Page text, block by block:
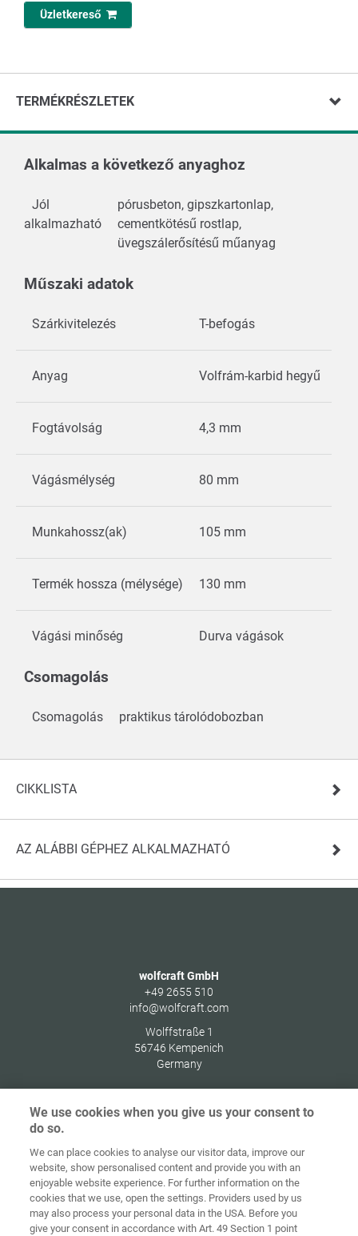
Üzletkereső
TERMÉKRÉSZLETEK
Alkalmas a következő anyaghoz
Jól
alkalmazható
pórusbeton, gipszkartonlap,
cementkötésű rostlap,
üvegszálerősítésű műanyag
Műszaki adatok
Szárkivitelezés T-befogás
Anyag Volfrám-karbid hegyű
Fogtávolság 4,3 mm
Vágásmélység 80 mm
Munkahossz(ak) 105 mm
Termék hossza (mélysége) 130 mm
Vágási minőség Durva vágások
Csomagolás
Csomagolás praktikus tárolódobozban
CIKKLISTA
AZ ALÁBBI GÉPHEZ ALKALMAZHATÓ
wolfcraft GmbH
+49 2655 510
info@wolfcraft.com
Wolffstraße 1
56746 Kempenich
Germany
Indítóképernyő Kapcsolat Impresszum Adatvédelem
Általános
Üzleti
Feltételek Süti-irányelvek Bejelentkezés
We use cookies when you give us your consent to
do so.
We can place cookies to analyse our visitor data, improve our
website, show personalised content and provide you with an
enjoyable website experience. For further information on the
cookies that we use, open the settings. Providers used by us
may also process your personal data in the USA. Before you
give your consent in accordance with Art. 49 Section 1 point